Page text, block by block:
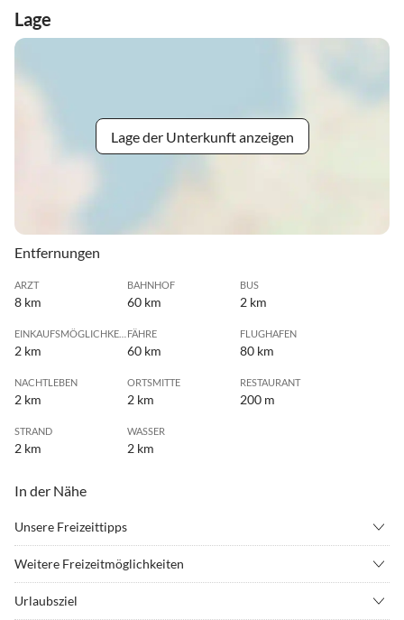
Lage
Lage der Unterkunft anzeigen
Entfernungen
ARZT
8 km
BAHNHOF
60 km
BUS
2 km
2 km
FÄHRE
60 km
FLUGHAFEN
80 km
NACHTLEBEN
2 km
ORTSMITTE
2 km
RESTAURANT
200 m
STRAND
2 km
WASSER
2 km
In der Nähe
Unsere Freizeittipps
• Grillen
Weitere Freizeitmöglichkeiten
Urlaubsziel